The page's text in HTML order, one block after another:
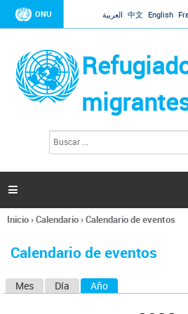
Jump to
ONU العربية 中文 English
l
s

Se
usted
Inicio›Calendario›Calendario de eventos
Calendario de eventos
Mes Día Año